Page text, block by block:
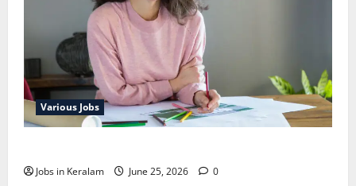
Various Jobs
Jobs in Keralam June 25, 2026 0